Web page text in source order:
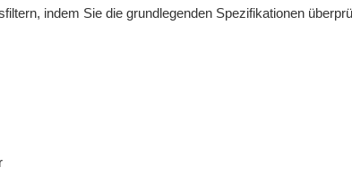
indem Sie die grundlegenden Spezifikationen